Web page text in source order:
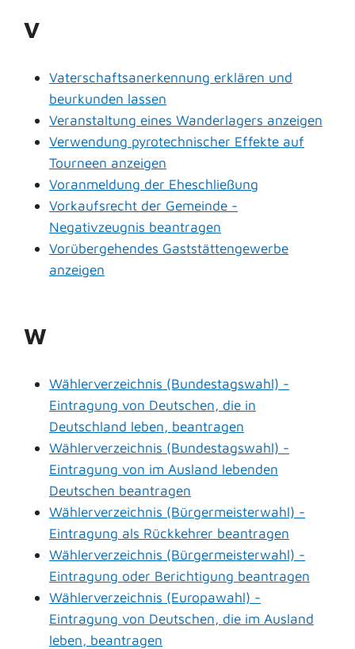
V
Vaterschaftsanerkennung erklären und
beurkunden lassen
Veranstaltung eines Wanderlagers anzeigen
Verwendung pyrotechnischer Effekte auf
Tourneen anzeigen
Voranmeldung der Eheschließung
Vorkaufsrecht der Gemeinde -
Negativzeugnis beantragen
Vorübergehendes Gaststättengewerbe
anzeigen
W
Wählerverzeichnis (Bundestagswahl) -
Eintragung von Deutschen, die in
Deutschland leben, beantragen
Wählerverzeichnis (Bundestagswahl) -
Eintragung von im Ausland lebenden
Deutschen beantragen
Wählerverzeichnis (Bürgermeisterwahl) -
Eintragung als Rückkehrer beantragen
Wählerverzeichnis (Bürgermeisterwahl) -
Eintragung oder Berichtigung beantragen
Wählerverzeichnis (Europawahl) -
Eintragung von Deutschen, die im Ausland
leben, beantragen